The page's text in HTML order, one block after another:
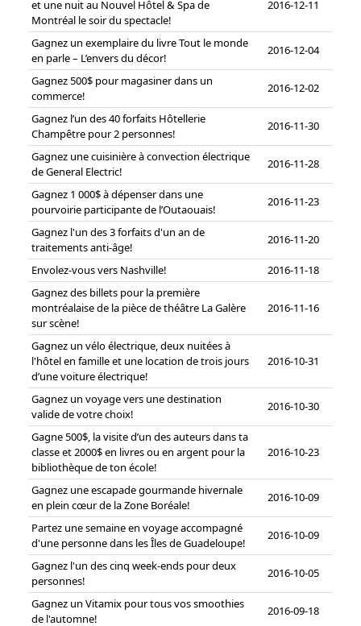
et une nuit au Nouvel Hôtel & Spa de
Montréal le soir du spectacle!
2016-12-11
Gagnez un exemplaire du livre Tout le monde
en parle – L’envers du décor!
2016-12-04
Gagnez 500$ pour magasiner dans un
commerce!
2016-12-02
Gagnez l’un des 40 forfaits Hôtellerie
Champêtre pour 2 personnes!
2016-11-30
Gagnez une cuisinière à convection électrique
de General Electric!
2016-11-28
Gagnez 1 000$ à dépenser dans une
pourvoirie participante de l’Outaouais!
2016-11-23
Gagnez l'un des 3 forfaits d'un an de
traitements anti-âge!
2016-11-20
Envolez-vous vers Nashville!
2016-11-18
Gagnez des billets pour la première
montréalaise de la pièce de théâtre La Galère
sur scène!
2016-11-16
Gagnez un vélo électrique, deux nuitées à
l'hôtel en famille et une location de trois jours
d’une voiture électrique!
2016-10-31
Gagnez un voyage vers une destination
valide de votre choix!
2016-10-30
Gagne 500$, la visite d’un des auteurs dans ta
classe et 2000$ en livres ou en argent pour la
bibliothèque de ton école!
2016-10-23
Gagnez une escapade gourmande hivernale
en plein cœur de la Zone Boréale!
2016-10-09
Partez une semaine en voyage accompagné
d'une personne dans les Îles de Guadeloupe!
2016-10-09
Gagnez l'un des cinq week-ends pour deux
personnes!
2016-10-05
Gagnez un Vitamix pour tous vos smoothies
de l'automne!
2016-09-18